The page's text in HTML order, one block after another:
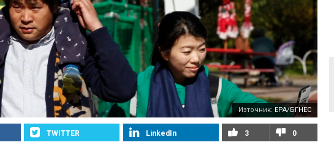
Източник: EPA/БГНЕС
TWITTER LinkedIn 3 0